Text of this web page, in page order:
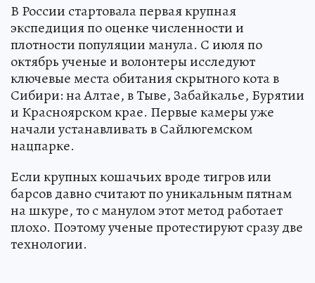
В России стартовала первая крупная
экспедиция по оценке численности и
плотности популяции манула. С июля по
октябрь ученые и волонтеры исследуют
ключевые места обитания скрытного кота в
Сибири: на Алтае, в Тыве, Забайкалье, Бурятии
и Красноярском крае. Первые камеры уже
начали устанавливать в Сайлюгемском
нацпарке.
Если крупных кошачьих вроде тигров или
барсов давно считают по уникальным пятнам
на шкуре, то с манулом этот метод работает
плохо. Поэтому ученые протестируют сразу две
технологии.